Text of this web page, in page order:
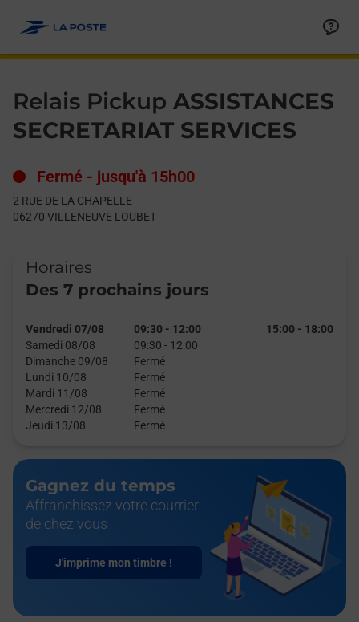
Relais Pickup ASSISTANCES
SECRETARIAT SERVICES
Fermé - jusqu'à 15h00
2 RUE DE LA CHAPELLE
06270 VILLENEUVE LOUBET
Horaires
Des 7 prochains jours
Vendredi 07/08 09:30 - 12:00 15:00 - 18:00
Samedi 08/08
09:30 - 12:00
Dimanche 09/08
Fermé
Lundi 10/08
Fermé
Mardi 11/08
Fermé
Mercredi 12/08
Fermé
Jeudi 13/08
Fermé
Gagnez du temps
Affranchissez votre courrier
de chez vous
J'imprime mon timbre !